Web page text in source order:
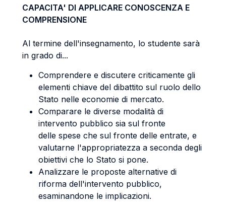
CAPACITA' DI APPLICARE CONOSCENZA E
COMPRENSIONE
Al termine dell'insegnamento, lo studente sarà
in grado di...
Comprendere e discutere criticamente gli
elementi chiave del dibattito sul ruolo dello
Stato nelle economie di mercato.
Comparare le diverse modalità di
intervento pubblico sia sul fronte
delle spese che sul fronte delle entrate, e
valutarne l'appropriatezza a seconda degli
obiettivi che lo Stato si pone.
Analizzare le proposte alternative di
riforma dell'intervento pubblico,
esaminandone le implicazioni.